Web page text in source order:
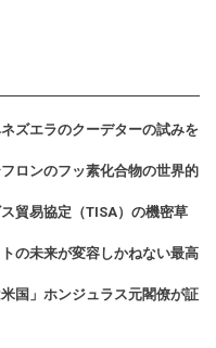
ズエラのクーデターの試みを
ロンのフッ素化合物の世界的
貿易協定（TISA）の機密草
の未来が変容しかねない最高
国」ホンジュラス元閣僚が証